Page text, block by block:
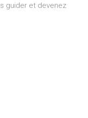
guider et devenez